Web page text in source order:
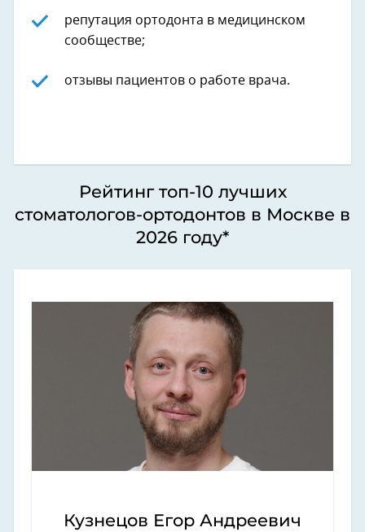
репутация ортодонта в медицинском
сообществе;
отзывы пациентов о работе врача.
Рейтинг топ-10 лучших
стоматологов-ортодонтов в Москве в
2026 году*
Кузнецов Егор Андреевич